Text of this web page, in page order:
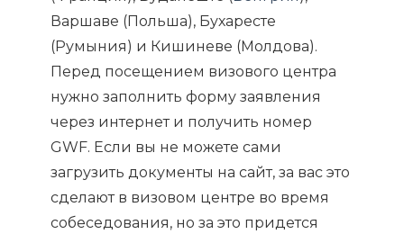
Варшаве (Польша), Бухаресте
(Румыния) и Кишиневе (Молдова).
Перед посещением визового центра
нужно заполнить форму заявления
через интернет и получить номер
GWF. Если вы не можете сами
загрузить документы на сайт, за вас это
сделают в визовом центре во время
собеседования, но за это придется